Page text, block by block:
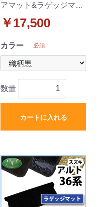
アマット&ラゲッジマッ
ズ マツダ キャロル
￥17,500
カラー 必須
数量
カートに入れる